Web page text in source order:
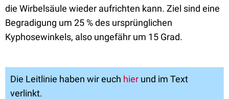
die Wirbelsäule wieder aufrichten kann. Ziel sind eine
Begradigung um 25 % des ursprünglichen
Kyphosewinkels, also ungefähr um 15 Grad.
Die Leitlinie haben wir euch hier und im Text
verlinkt.